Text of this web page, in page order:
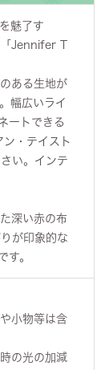
魅了す
「Jennifer T
ある生地が
幅広いライ
ートできる
ン・テイスト
い。インテ
深い赤の布
が印象的な
す。
小物等は含
の光の加減